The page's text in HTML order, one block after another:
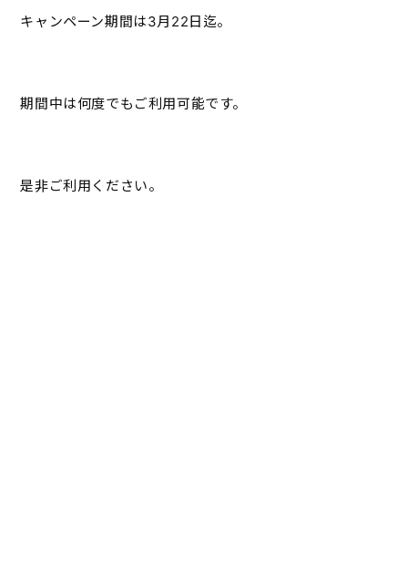
キャンペーン期間は3月22日迄。
期間中は何度でもご利用可能です。
是非ご利用ください。